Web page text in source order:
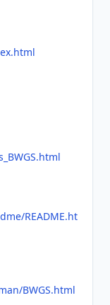
README.ht
BWGS.html